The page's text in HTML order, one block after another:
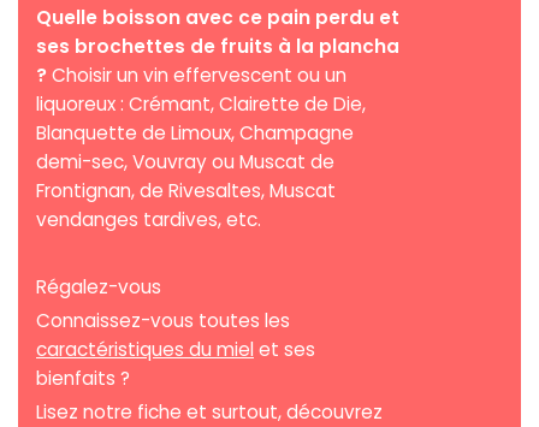
Quelle boisson avec ce pain perdu et
ses brochettes de fruits à la plancha
? Choisir un vin effervescent ou un
liquoreux : Crémant, Clairette de Die,
Blanquette de Limoux, Champagne
demi-sec, Vouvray ou Muscat de
Frontignan, de Rivesaltes, Muscat
vendanges tardives, etc.
Régalez-vous
Connaissez-vous toutes les
caractéristiques du miel et ses
bienfaits ?
Lisez notre fiche et surtout, découvrez